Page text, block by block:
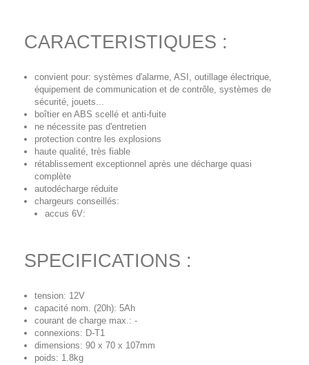
CARACTERISTIQUES :
convient pour: systèmes d'alarme, ASI, outillage électrique,
équipement de communication et de contrôle, systèmes de
sécurité, jouets...
boîtier en ABS scellé et anti-fuite
ne nécessite pas d'entretien
protection contre les explosions
haute qualité, très fiable
rétablissement exceptionnel après une décharge quasi
complète
autodécharge réduite
chargeurs conseillés:
accus 6V:
SPECIFICATIONS :
tension: 12V
capacité nom. (20h): 5Ah
courant de charge max.: -
connexions: D-T1
dimensions: 90 x 70 x 107mm
poids: 1.8kg